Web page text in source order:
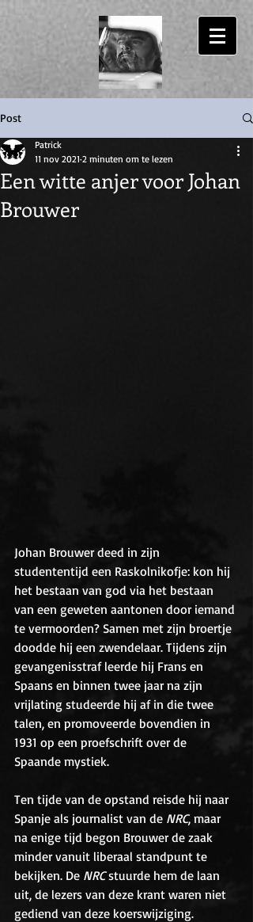
Post
Een witte anjer voor Johan
Brouwer
Patrick
11 nov 2021 2 minuten om te lezen
Johan Brouwer deed in zijn
studententijd een Raskolnikofje: kon hij
het bestaan van god via het bestaan
van een geweten aantonen door iemand
te vermoorden? Samen met zijn broertje
doodde hij een zwendelaar. Tijdens zijn
gevangenisstraf leerde hij Frans en
Spaans en binnen twee jaar na zijn
vrijlating studeerde hij af in die twee
talen, en promoveerde bovendien in
1931 op een proefschrift over de
Spaande mystiek.
Ten tijde van de opstand reisde hij naar
Spanje als journalist van de NRC, maar
na enige tijd begon Brouwer de zaak
minder vanuit liberaal standpunt te
bekijken. De NRC stuurde hem de laan
uit, de lezers van deze krant waren niet
gediend van deze koerswijziging.